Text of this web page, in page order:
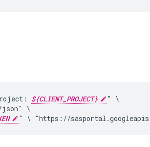
${CLIENT_PROJECT} "
" \ "https://